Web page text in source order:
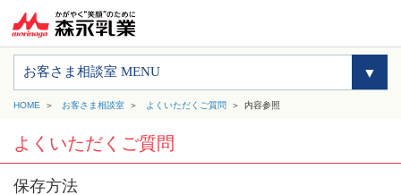
お客さま相談室 MENU
HOME お客さま相談室 よくいただくご質問 内容参照
よくいただくご質問
保存方法